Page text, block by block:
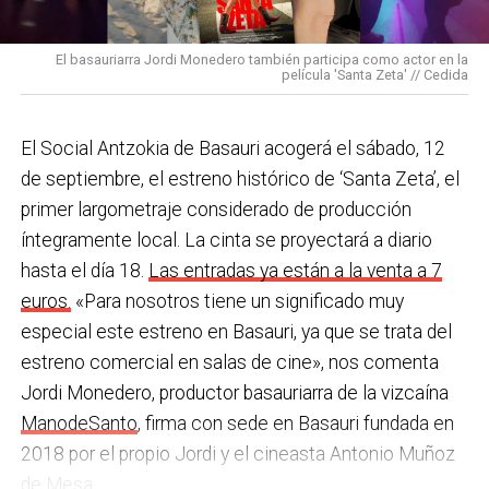
con programas de envejecimiento activo, actividades
en los centros de personas mayores e iniciativas para
combatir la brecha digital. Además, este año se ha
y, a principios del año que viene, se comenzarán a
prestar los servicios de atención diurna y viviendas
comunitarias.
En las últimas semanas la actualidad municipal ha
estado marcada por las investigaciones sobre
presuntas irregularidades urbanísticas . ¿Cómo
está afrontando el equipo de gobierno esta
situación y qué mensaje trasladarías a la
ciudadanía?Los hechos denunciados son graves y
nos corresponde aclarar si han existido irregularidades
con el mayor rigor y transparencia, así como
pulseras de aviso de temperatura pitando al unísono,
una acción que los sindicatos tachan de negligente y
contraria al propio plan de emergencias de la
Sin soluciones reales
Ante la falta de soluciones en las reuniones del
comité, los representantes de los trabajadores
advirtieron a la dirección con elevar los hechos a la
Inspección de Trabajo. Aunque inicialmente
percibieron un amago de cambio de actitud, la parte
social lamenta que las medidas adoptadas ante las
nuevas alertas meteorológicas han sido meramente
«testimoniales, esporádicas y centradas en
aparentar», sin llegar a aplicar soluciones reales ni
efectivas en los puestos de mayor exposición.
El basauriarra Jordi Monedero también participa como actor en la
película 'Santa Zeta' // Cedida
El Social Antzokia de Basauri acogerá el sábado, 12
de septiembre, el estreno histórico de ‘Santa Zeta’, el
primer largometraje considerado de producción
íntegramente local. La cinta se proyectará a diario
hasta el día 18. Las entradas ya están a la venta a 7
euros. «Para nosotros tiene un significado muy
especial este estreno en Basauri, ya que se trata del
estreno comercial en salas de cine», nos comenta
Jordi Monedero, productor basauriarra de la vizcaína
ManodeSanto, firma con sede en Basauri fundada en
2018 por el propio Jordi y el cineasta Antonio Muñoz
de Mesa.